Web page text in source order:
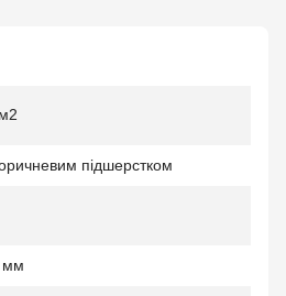
підшерстком
мм